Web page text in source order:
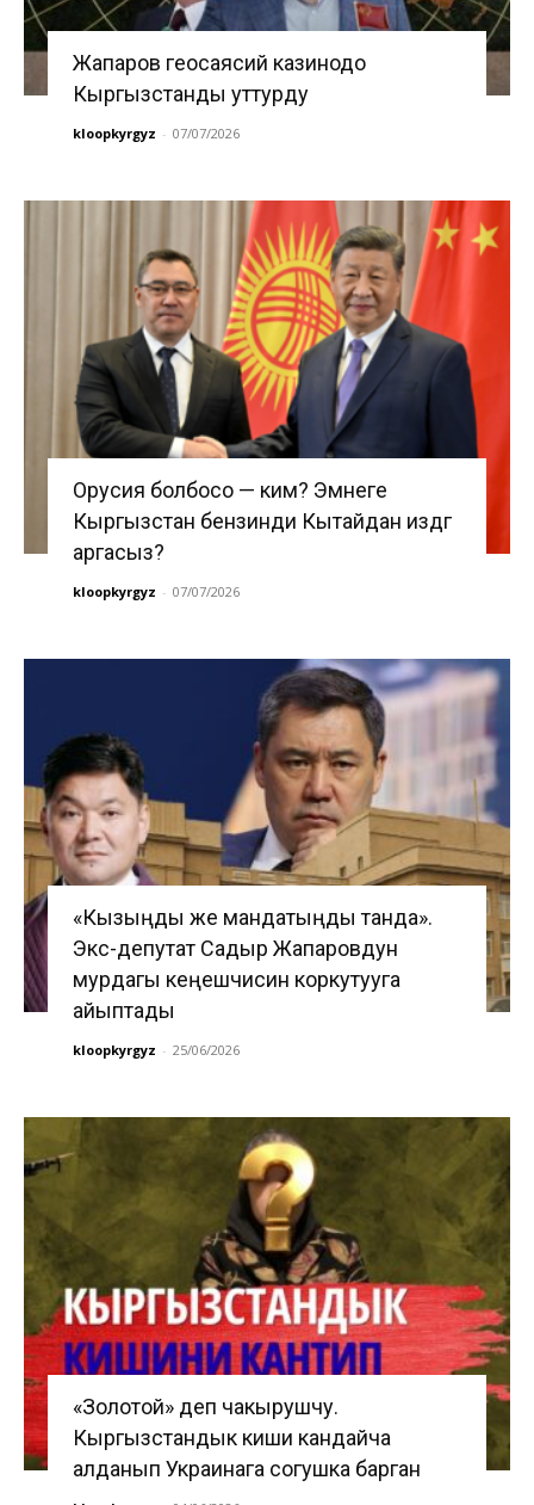
Жапаров геосаясий казинодо
Кыргызстанды уттурду
kloopkyrgyz - 07/07/2026
Орусия болбосо — ким? Эмнеге
Кыргызстан бензинди Кытайдан издөөгө
аргасыз?
kloopkyrgyz - 07/07/2026
«Кызыңды же мандатыңды танда».
Экс-депутат Садыр Жапаровдун
мурдагы кеңешчисин коркутууга
айыптады
kloopkyrgyz - 25/06/2026
«Золотой» деп чакырушчу.
Кыргызстандык киши кандайча
алданып Украинага согушка барган